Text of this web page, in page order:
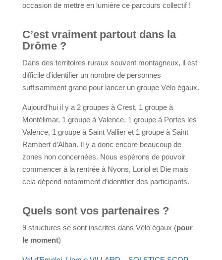
occasion de mettre en lumière ce parcours collectif !
C’est vraiment partout dans la
Drôme ?
Dans des territoires ruraux souvent montagneux, il est
difficile d’identifier un nombre de personnes
suffisamment grand pour lancer un groupe Vélo égaux.
Aujourd’hui il y a 2 groupes à Crest, 1 groupe à
Montélimar, 1 groupe à Valence, 1 groupe à Portes les
Valence, 1 groupe à Saint Vallier et 1 groupe à Saint
Rambert d’Alban. Il y a donc encore beaucoup de
zones non concernées. Nous espérons de pouvoir
commencer à la rentrée à Nyons, Loriol et Die mais
cela dépend notamment d’identifier des participants.
Quels sont vos partenaires ?
9 structures se sont inscrites dans Vélo égaux (pour
le moment)